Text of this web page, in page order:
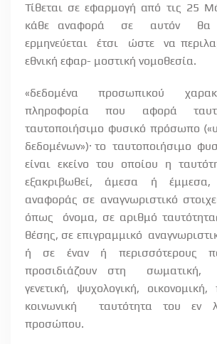
Τίθεται σε εφαρμογή από τις 25
κάθε αναφορά
σε αυτόν θα
ερμηνεύεται
έτσι ώστε
να
εθνική εφαρ- μοστική νομοθεσία.
«δεδομένα προσωπικού
πληροφορία που αφορά
ταυτοποιήσιμο φυσικό πρόσωπο
δεδομένων»)· το ταυτοποιήσιμο
είναι εκείνο του οποίου η
εξακριβωθεί, άμεσα ή
αναφοράς σε αναγνωριστικό
όπως
όνομα, σε αριθμό
θέσης, σε επιγραμμικό
ή
σε έναν ή περισσότερους
προσιδιάζουν στη
σωματική,
γενετική,
ψυχολογική, οικονομική,
κοινωνική
ταυτότητα του εν
προσώπου.